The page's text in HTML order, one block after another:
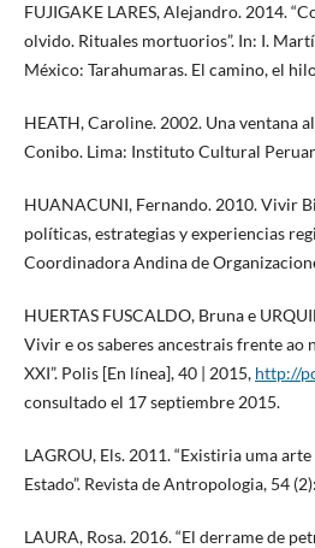
FUJIGAKE LARES, Alejandro. 2014.
olvido. Rituales mortuorios”. In: I.
México: Tarahumaras. El camino, el
HEATH, Caroline. 2002. Una ventana
Conibo. Lima: Instituto Cultural
HUANACUNI, Fernando. 2010. Vivir
políticas, estrategias y experiencias
Coordinadora Andina de
HUERTAS FUSCALDO, Bruna e
Vivir e os saberes ancestrais frente
XXI”. Polis [En línea], 40 | 2015, http://
consultado el 17 septiembre 2015.
LAGROU, Els. 2011. “Existiria uma
Estado”. Revista de Antropologia, 54
LAURA, Rosa. 2016. “El derrame de